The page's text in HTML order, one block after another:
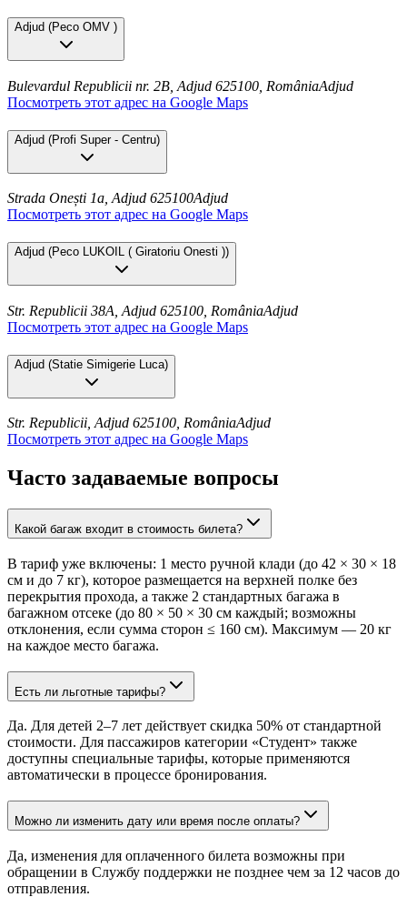
Adjud (Peco OMV )
Bulevardul Republicii nr. 2B, Adjud 625100, RomâniaAdjud
Посмотреть этот адрес на Google Maps
Adjud (Profi Super - Centru)
Strada Onești 1a, Adjud 625100Adjud
Посмотреть этот адрес на Google Maps
Adjud (Peco LUKOIL ( Giratoriu Onesti ))
Str. Republicii 38A, Adjud 625100, RomâniaAdjud
Посмотреть этот адрес на Google Maps
Adjud (Statie Simigerie Luca)
Str. Republicii, Adjud 625100, RomâniaAdjud
Посмотреть этот адрес на Google Maps
Часто задаваемые вопросы
Какой багаж входит в стоимость билета?
В тариф уже включены: 1 место ручной клади (до 42 × 30 × 18
см и до 7 кг), которое размещается на верхней полке без
перекрытия прохода, а также 2 стандартных багажа в
багажном отсеке (до 80 × 50 × 30 см каждый; возможны
отклонения, если сумма сторон ≤ 160 см). Максимум — 20 кг
на каждое место багажа.
Есть ли льготные тарифы?
Да. Для детей 2–7 лет действует скидка 50% от стандартной
стоимости. Для пассажиров категории «Студент» также
доступны специальные тарифы, которые применяются
автоматически в процессе бронирования.
Можно ли изменить дату или время после оплаты?
Да, изменения для оплаченного билета возможны при
обращении в Службу поддержки не позднее чем за 12 часов до
отправления.